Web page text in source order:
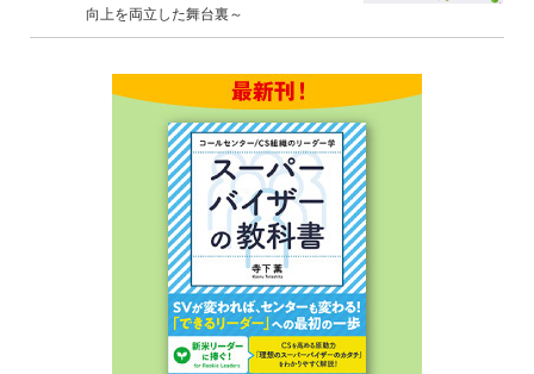
向上を両立した舞台裏～